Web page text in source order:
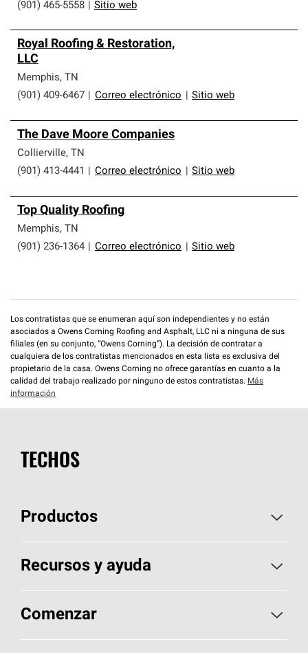
(901) 465-5558
Sitio web
Royal Roofing & Restoration,
LLC
Memphis, TN
(901) 409-6467
Correo electrónico Sitio web
The Dave Moore Companies
Collierville, TN
(901) 413-4441
Correo electrónico Sitio web
Top Quality Roofing
Memphis, TN
(901) 236-1364
Correo electrónico Sitio web
Los contratistas que se enumeran aquí son independientes y no están
asociados a Owens Corning Roofing and Asphalt, LLC ni a ninguna de sus
filiales (en su conjunto, “Owens Corning”). La decisión de contratar a
cualquiera de los contratistas mencionados en esta lista es exclusiva del
propietario de la casa. Owens Corning no ofrece garantías en cuanto a la
calidad del trabajo realizado por ninguno de estos contratistas. Más
información
TECHOS
Productos
Elija sus tejas
Encuentre un contratista
Recursos y ayuda
Aspectos básicos sobre techos
Herramientas de diseño y color
Comenzar